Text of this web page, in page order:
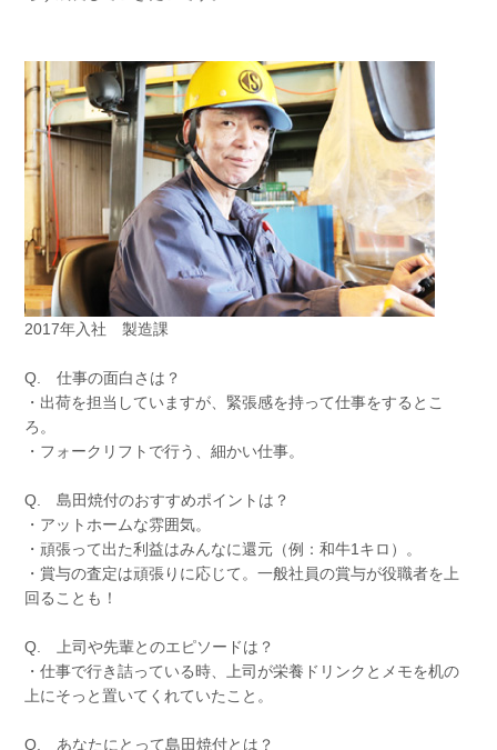
2017年入社 製造課
Q. 仕事の面白さは？
・出荷を担当していますが、緊張感を持って仕事をするとこ
ろ。
・フォークリフトで行う、細かい仕事。
Q. 島田焼付のおすすめポイントは？
・アットホームな雰囲気。
・頑張って出た利益はみんなに還元（例：和牛1キロ）。
・賞与の査定は頑張りに応じて。一般社員の賞与が役職者を上
回ることも！
Q. 上司や先輩とのエピソードは？
・仕事で行き詰っている時、上司が栄養ドリンクとメモを机の
上にそっと置いてくれていたこと。
Q. あなたにとって島田焼付とは？